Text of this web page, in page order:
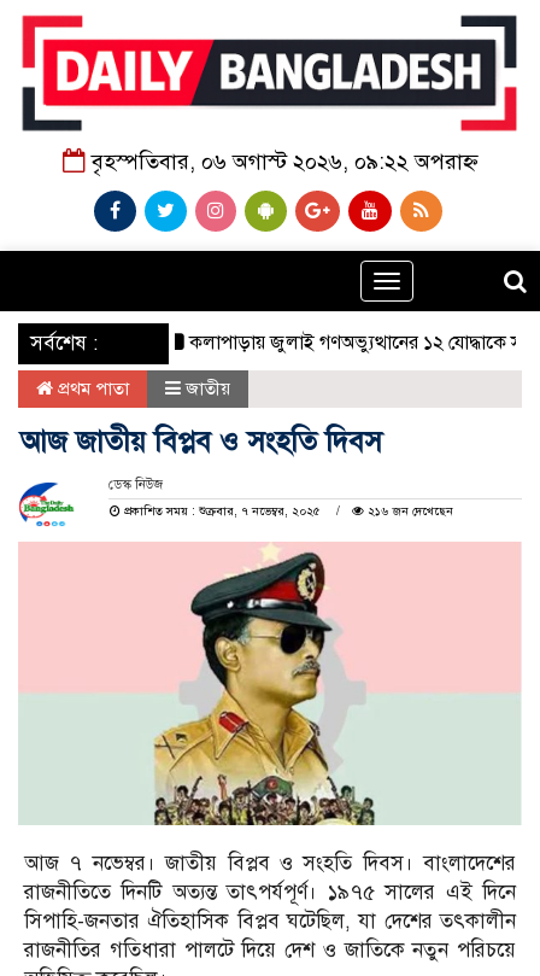
বৃহস্পতিবার, ০৬ অগাস্ট ২০২৬, ০৯:২২ অপরাহ্ন
Toggle
navigation
‌ সর্বশেষ : কলাপাড়ায় জুলাই গণঅভ্যুত্থানের ১২ যোদ্ধাকে সংবর্ধনা
প্রথম পাতা জাতীয়
আজ জাতীয় বিপ্লব ও সংহতি দিবস
ডেস্ক নিউজ
প্রকাশিত সময় : শুক্রবার, ৭ নভেম্বর, ২০২৫
২১৬ জন দেখেছেন
আজ ৭ নভেম্বর। জাতীয় বিপ্লব ও সংহতি দিবস। বাংলাদেশের
রাজনীতিতে দিনটি অত্যন্ত তাৎপর্যপূর্ণ। ১৯৭৫ সালের এই দিনে
সিপাহি-জনতার ঐতিহাসিক বিপ্লব ঘটেছিল, যা দেশের তৎকালীন
রাজনীতির গতিধারা পালটে দিয়ে দেশ ও জাতিকে নতুন পরিচয়ে